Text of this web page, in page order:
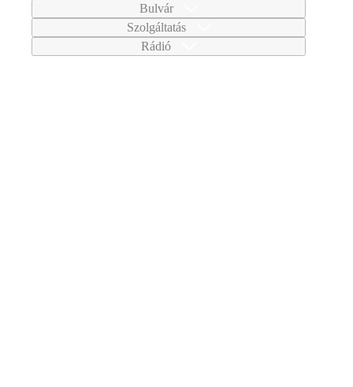
Bulvár
Szolgáltatás
Rádió